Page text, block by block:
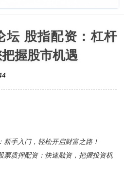
坛 股指配资：杠杆
握股市机遇
新手入门，轻松开启财富之路！
票质押配资：快速融资，把握投资机